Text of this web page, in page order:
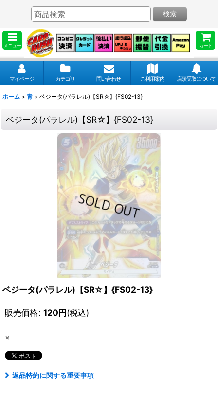
メニュー カート
検索
マイページ カテゴリ 問い合わせ ご利用案内 店頭受取について
ホーム > 青 > ベジータ(パラレル)【SR☆】{FS02-13}
ベジータ(パラレル)【SR☆】{FS02-13}
ベジータ(パラレル)【SR☆】{FS02-13}
販売価格: 120円(税込)
×
返品特約に関する重要事項